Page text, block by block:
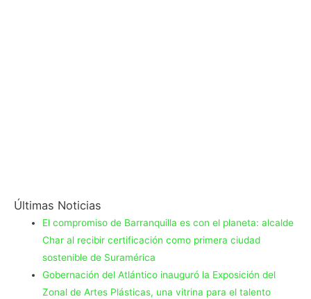
Últimas Noticias
El compromiso de Barranquilla es con el planeta: alcalde
Char al recibir certificación como primera ciudad
sostenible de Suramérica
Gobernación del Atlántico inauguró la Exposición del
Zonal de Artes Plásticas, una vitrina para el talento